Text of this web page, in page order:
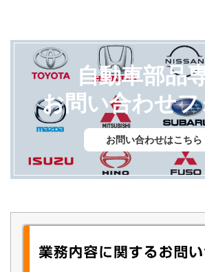
自動車部品
お問い合わせフ
お問い合わせはこちら